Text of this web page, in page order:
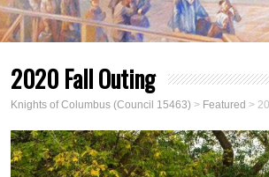
2020 Fall Outing
Knights of Columbus (Council 15463) > Featured >